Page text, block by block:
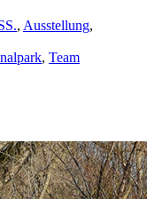
, Ausstellung,
, Team